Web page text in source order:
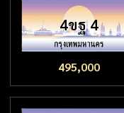
4ขฐ 4
495,000